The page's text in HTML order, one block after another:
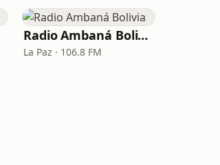
Radio Ambaná Bolivia
La Paz · 106.8 FM